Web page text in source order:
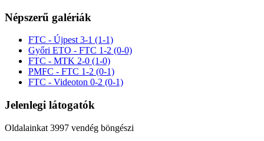
Népszerű galériák
FTC - Újpest 3-1 (1-1)
Győri ETO - FTC 1-2 (0-0)
FTC - MTK 2-0 (1-0)
PMFC - FTC 1-2 (0-1)
FTC - Videoton 0-2 (0-1)
Jelenlegi látogatók
Oldalainkat 3997 vendég böngészi